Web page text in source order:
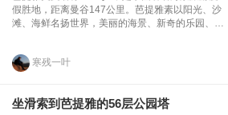
假胜地，距离曼谷147公里。芭提雅素以阳光、沙
滩、海鲜名扬世界，美丽的海景、新奇的乐园、还
假圣地，享有“东方夏威夷”之誉，芭提雅已成为“海
动物园搬进了商场。地上走的、水里游的、天上飞
寒残一叶
坐滑索到芭提雅的56层公园塔